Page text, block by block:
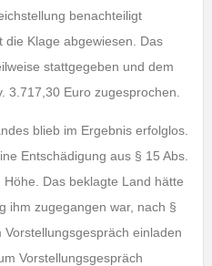
benachteiligt
die Klage abgewiesen. Das
stattgegeben und dem
3.717,30 Euro zugesprochen.
blieb im Ergebnis erfolglos.
Entschädigung aus § 15 Abs.
Das beklagte Land hätte
ihm zugegangen war, nach §
einladen
Vorstellungsgespräch